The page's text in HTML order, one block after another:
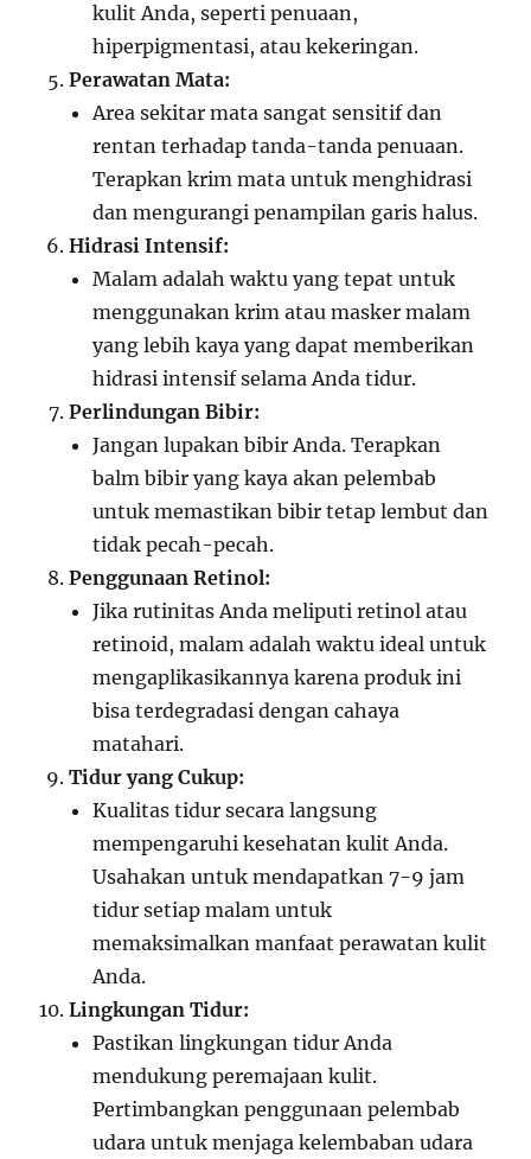
kulit Anda, seperti penuaan,
hiperpigmentasi, atau kekeringan.
Perawatan Mata:
Area sekitar mata sangat sensitif dan
rentan terhadap tanda-tanda penuaan.
Terapkan krim mata untuk menghidrasi
dan mengurangi penampilan garis halus.
Hidrasi Intensif:
Malam adalah waktu yang tepat untuk
menggunakan krim atau masker malam
yang lebih kaya yang dapat memberikan
hidrasi intensif selama Anda tidur.
Perlindungan Bibir:
Jangan lupakan bibir Anda. Terapkan
balm bibir yang kaya akan pelembab
untuk memastikan bibir tetap lembut dan
tidak pecah-pecah.
Penggunaan Retinol:
Jika rutinitas Anda meliputi retinol atau
retinoid, malam adalah waktu ideal untuk
mengaplikasikannya karena produk ini
bisa terdegradasi dengan cahaya
matahari.
Tidur yang Cukup:
Kualitas tidur secara langsung
mempengaruhi kesehatan kulit Anda.
Usahakan untuk mendapatkan 7-9 jam
tidur setiap malam untuk
memaksimalkan manfaat perawatan kulit
Anda.
Lingkungan Tidur:
Pastikan lingkungan tidur Anda
mendukung peremajaan kulit.
Pertimbangkan penggunaan pelembab
udara untuk menjaga kelembaban udara